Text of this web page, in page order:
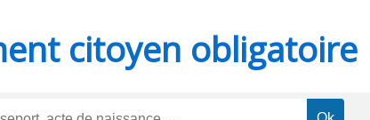
citoyen obligatoire